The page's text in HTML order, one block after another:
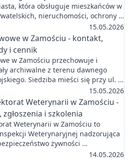
która obsługuje mieszkańców w
nieruchomości, ochrony …
15.05.2026
w Zamościu - kontakt,
i cennik
w Zamościu przechowuje i
archiwalne z terenu dawnego
Siedziba mieści się przy ul. …
15.05.2026
Weterynarii w Zamościu -
i szkolenia
Weterynarii w Zamościu to
Weterynaryjnej nadzorująca
żywności …
14.05.2026